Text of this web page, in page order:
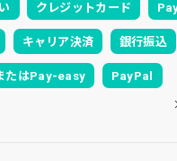
クレジットカード
キャリア決済 銀行振込
たはPay-easy PayPal